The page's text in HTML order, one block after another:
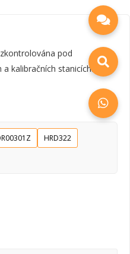
pod
kalibračních stanicích.
HRD322